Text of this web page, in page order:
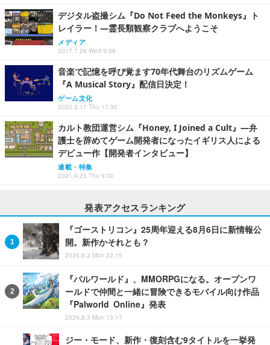
デジタル盗撮シム『Do Not Feed the Monkeys』ト
レイラー！―霊長類観察クラブへようこそ
メディア
2017.7.26 Wed 9:36
音楽で記憶を呼び覚ます70年代舞台のリズムゲーム
『A Musical Story』配信日決定！
ゲーム文化
2022.2.17 Thu 17:30
カルト教団運営シム『Honey, I Joined a Cult』―弁
護士を辞めてゲーム開発者になったイギリス人による
デビュー作【開発者インタビュー】
連載・特集
2021.9.23 Thu 9:30
発表アクセスランキング
『ゴーストリコン』25周年迎える8月6日に新情報公
開。新作かそれとも？
2026.8.3 Mon 22:15
『パルワールド』、MMORPGになる。オープンワ
ールドで仲間と一緒に冒険できるモバイル向け作品
『Palworld Online』発表
2026.8.3 Mon 13:17
ジー・モード、新作・復刻含む9タイトルを一挙発